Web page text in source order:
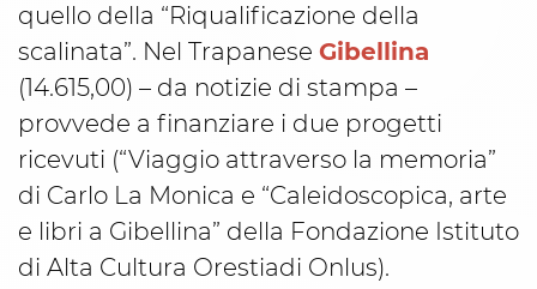
quello della “Riqualificazione della
scalinata”. Nel Trapanese Gibellina
(14.615,00) – da notizie di stampa –
provvede a finanziare i due progetti
ricevuti (“Viaggio attraverso la memoria”
di Carlo La Monica e “Caleidoscopica, arte
e libri a Gibellina” della Fondazione Istituto
di Alta Cultura Orestiadi Onlus).